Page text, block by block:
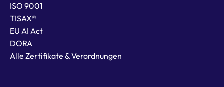
ISO 9001
TISAX®
EU AI Act
DORA
Alle Zertifikate & Verordnungen